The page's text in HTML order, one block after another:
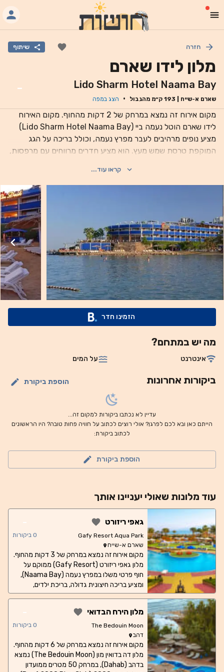
חזרה שיתוף
מלון לידו שארם
Lido Sharm Hotel Naama Bay
שארם א-שייח 193 ק״מ מהגבול · הצג במפה
-
מקום אירוח זה נמצא במרחק של 2 דקות מהחוף. מקום האירוח
לידו שארם הוטל נעמה ביי (Lido Sharm Hotel Naama Bay)
מציע נופים מרהיבים לעבר מפרץ נעמה, וכולל בריכה על הגג
המוקפת טרסת שמש מעץ. הוא מציע חדרים מרווחים עם מרפסות,
אריחים וריהוט מודרני. הם מציעים מיזוג אוויר, מיני בר וטלוויזיה
בלוויין, ומתגאים במרפסות עם נוף פנורמי לים. במקום האירוח יש 3
מסעדות ו -3 ברים. מסעדת Dolphino מציעה סעודות בסגנון
מזנון, בעוד שמסעדת On Deck הממוקמת על הטרסה הצפה,
מציעה פירות ים ומנות גורמה בינלאומיות. המלון מציע גם בריכה
ובר על החוף. במסעדת הטרקלין והבר La Foli Terrace Bar
מגישים מגוון רחב של קוקטיילים ומנות א-לה-קארט עם מוזיקת
רקע מרגיעה ונוף של אזור מפרץ נעמה. אורחי המלון מוזמנים
ליהנות מעיסוי או טבילה בבריכת השחייה שעל הגג או ממרפסת
השיזוף המציעה נוף לים, או לבלות אחר צהריים עצלים בחוף הפרטי
הכולל כיסאות נוח. שירות הסעות לנמל התעופה הבינלאומי של
שארם אל-שייח זמין על פי בקשה. המלון מציע דלפק קבלה הפועל
קראו עוד...
הזמינו חדר
מה יש במתחם?
אינטרנט על המים
ביקורות אחרונות הוספת ביקורת
עדיין לא נכתבו ביקורות למקום זה...
הייתם כאן ובא לכם לפרגן? אולי רוצים לכתוב על חוויה פחות טובה? היו הראשונים
לכתוב ביקורת:
הוספת ביקורת
עוד מלונות שאולי יעניינו אותך
גאפי ריזורט
Gafy Resort Aqua Park
שארם א-שייח
-
0 ביקורות
מקום אירוח זה נמצא במרחק של 3 דקות מהחוף.
מלון גאפי ריזורט (Gafy Resort) ממוקם על
חוף פרטי משלו במפרץ נעמה (Naama Bay),
ומציע בריכה חיצונית גדולה, בריכת ילדים,
ומתקני ספא. כל החדרים כוללים טלוויזיה בלוויין
מכולם נשקף נוף מרהיב של הגן הציורי. האורחים
יכולים לחקור את ים סוף (Red Sea) בעזרת
מרכז הצלילה המקצועי של המלון, או לשמור על
כושר במכון הכושר שבאתר. כיסאות נוח מוצלים
ודקלים ניתן למצוא על שפת הבריכה. בספא
היוקרתי יש סאונה, חדרי עיסוי ואמבט עיסוי. מזנון
מלון הירח הבדואי
The Bedouin Moon
דהב
-
0 ביקורות
מקום אירוח זה נמצא במרחק של 6 דקות מהחוף.
מלון דה בדואין מון (The Bedouin Moon) נמצא
בדהב (Dahab), במרחק 50 מטרים ממועדון